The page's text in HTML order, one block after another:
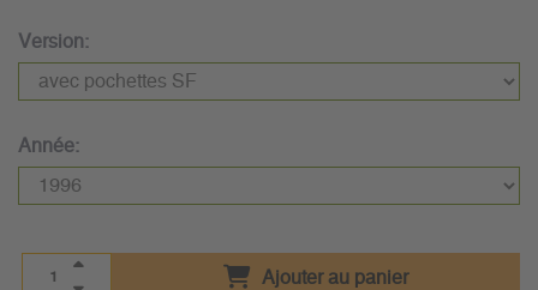
Version:
Année:
Ajouter au panier